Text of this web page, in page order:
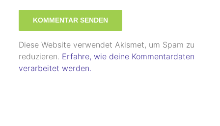
Diese Website verwendet Akismet, um Spam zu
reduzieren. Erfahre, wie deine Kommentardaten
verarbeitet werden.